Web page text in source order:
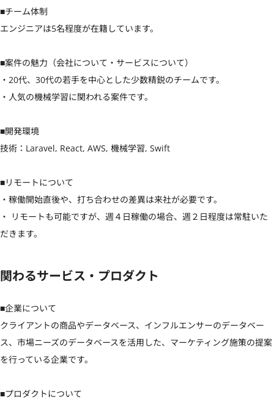
■チーム体制
エンジニアは5名程度が在籍しています。
■案件の魅力（会社について・サービスについて）
・20代、30代の若手を中心とした少数精鋭のチームです。
・人気の機械学習に関われる案件です。
■開発環境
技術：Laravel, React, AWS, 機械学習, Swift
■リモートについて
・稼働開始直後や、打ち合わせの差異は来社が必要です。
・ リモートも可能ですが、週４日稼働の場合、週２日程度は常駐いた
だきます。
関わるサービス・プロダクト
■企業について
クライアントの商品やデータベース、インフルエンサーのデータベー
ス、市場ニーズのデータベースを活用した、マーケティング施策の提案
を行っている企業です。
■プロダクトについて